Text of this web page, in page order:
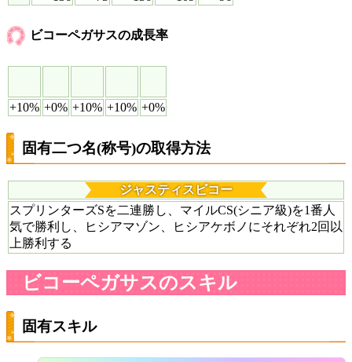
ビコーペガサスの成長率
+10% +0% +10% +10% +0%
固有二つ名(称号)の取得方法
ジャスティスビコー
スプリンターズSを二連勝し、マイルCS(シニア級)を1番人
気で勝利し、ヒシアマゾン、ヒシアケボノにそれぞれ2回以
上勝利する
ビコーペガサスのスキル
固有スキル